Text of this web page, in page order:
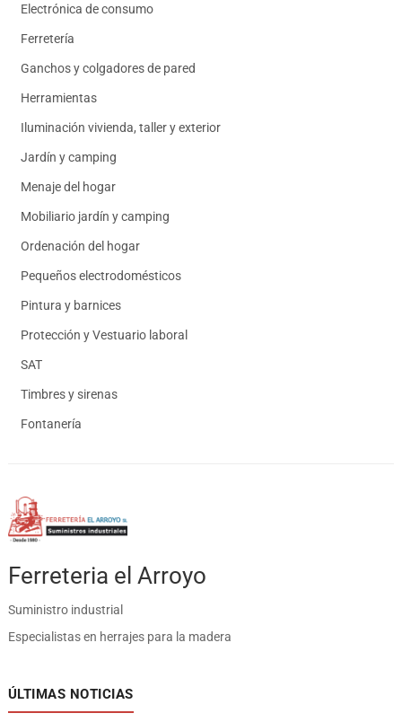
Electrónica de consumo
Ferretería
Ganchos y colgadores de pared
Herramientas
Iluminación vivienda, taller y exterior
Jardín y camping
Menaje del hogar
Mobiliario jardín y camping
Ordenación del hogar
Pequeños electrodomésticos
Pintura y barnices
Protección y Vestuario laboral
SAT
Timbres y sirenas
Fontanería
Ferreteria el Arroyo
Suministro industrial
Especialistas en herrajes para la madera
ÚLTIMAS NOTICIAS